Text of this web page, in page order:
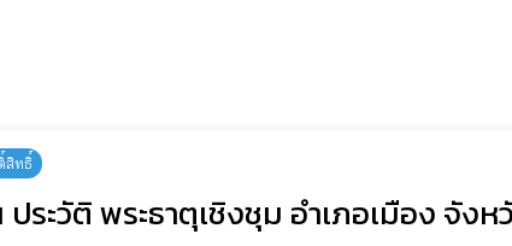
สิทธิ์
ประวัติ พระธาตุเชิงชุม อำเภอเมือง จัง